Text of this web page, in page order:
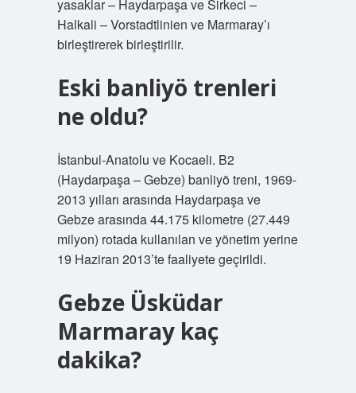
yasaklar – Haydarpaşa ve Sirkeci –
Halkali – Vorstadtlinien ve Marmaray’ı
birleştirerek birleştirilir.
Eski banliyö trenleri
ne oldu?
İstanbul-Anatolu ve Kocaeli. B2
(Haydarpaşa – Gebze) banliyö treni, 1969-
2013 yılları arasında Haydarpaşa ve
Gebze arasında 44.175 kilometre (27.449
milyon) rotada kullanılan ve yönetim yerine
19 Haziran 2013’te faaliyete geçirildi.
Gebze Üsküdar
Marmaray kaç
dakika?